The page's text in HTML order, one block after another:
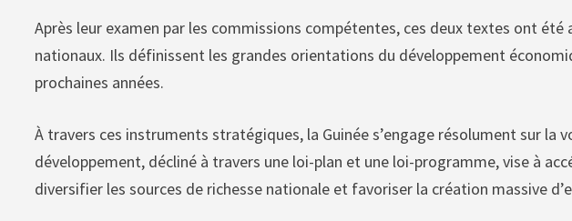
Après leur examen par les commissions compétentes, ces deux textes ont été
nationaux. Ils définissent les grandes orientations du développement
prochaines années.
À travers ces instruments stratégiques, la Guinée s’engage résolument sur la
développement, décliné à travers une loi-plan et une loi-programme, vise à
diversifier les sources de richesse nationale et favoriser la création massive